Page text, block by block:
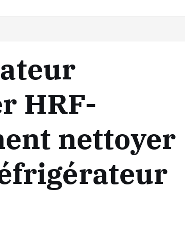
HRF-
nettoyer